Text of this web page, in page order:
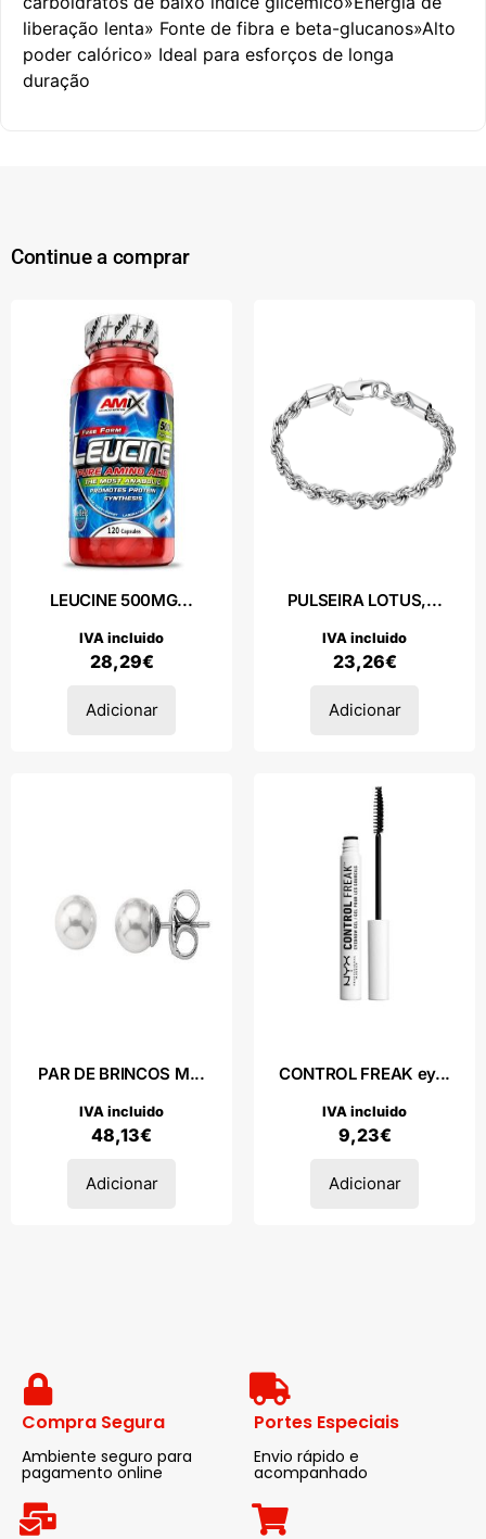
liberação lenta» Fonte de fibra e beta-glucanos»Alto
poder calórico» Ideal para esforços de longa
duração
Continue a comprar
LEUCINE 500MG...
28,29€
IVA incluido
Adicionar
PULSEIRA LOTUS,...
23,26€
IVA incluido
Adicionar
PAR DE BRINCOS M...
48,13€
IVA incluido
Adicionar
CONTROL FREAK ey...
9,23€
IVA incluido
Adicionar
Compra Segura
Ambiente seguro para
pagamento online
Portes Especiais
Envio rápido e
acompanhado